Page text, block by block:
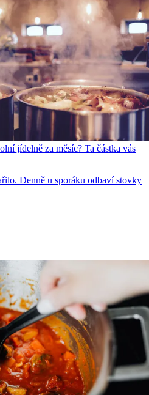
jídelně za měsíc? Ta částka vás
Denně u sporáku odbaví stovky